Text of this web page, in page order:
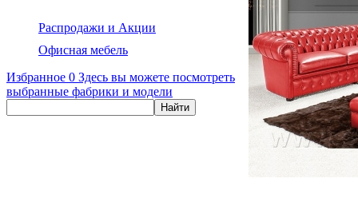
Распродажи и Акции
Офисная мебель
Избранное 0 Здесь вы можете посмотреть
выбранные фабрики и модели